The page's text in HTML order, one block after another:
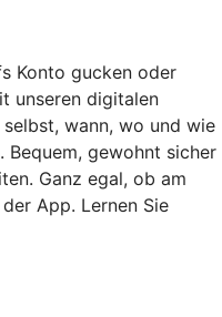
Konto gucken oder
unseren digitalen
wann, wo und wie
Bequem, gewohnt sicher
Ganz egal, ob am
App. Lernen Sie